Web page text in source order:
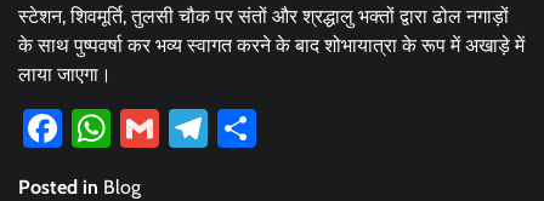
स्टेशन, शिवमूर्ति, तुलसी चौक पर संतों और श्रद्धालु भक्तों द्वारा ढोल नगाड़ों
के साथ पुष्पवर्षा कर भव्य स्वागत करने के बाद शोभायात्रा के रूप में अखाड़े में
लाया जाएगा।
Facebook
WhatsApp
GmailTelegram
Posted in Blog